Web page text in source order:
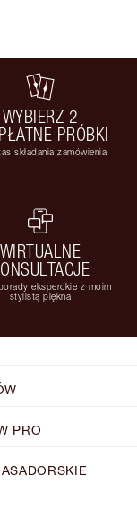
WYBIERZ 2
PRÓBKI
składania zamówienia
WIRTUALNE
eksperckie z moim
stylistą piękna
PRO